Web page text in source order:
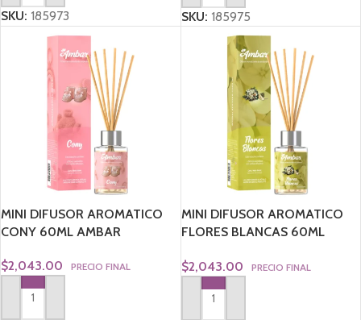
SKU: 185973 SKU: 185975
MINI DIFUSOR AROMATICO
CONY 60ML AMBAR
$2,043.00 PRECIO FINAL
AGREGAR AL CARRITO
MINI DIFUSOR AROMATICO
FLORES BLANCAS 60ML
$2,043.00 PRECIO FINAL
AGREGAR AL CARRITO